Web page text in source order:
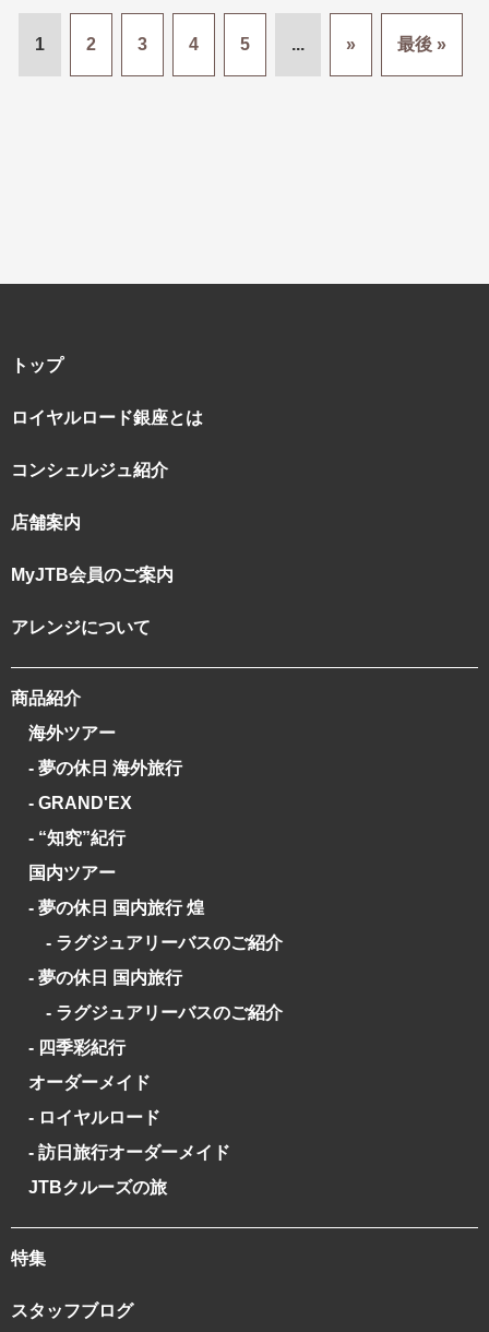
1 2 3 4 5 ... » 最後 »
トップ
ロイヤルロード銀座とは
コンシェルジュ紹介
店舗案内
MyJTB会員のご案内
アレンジについて
商品紹介
海外ツアー
- 夢の休日 海外旅行
- GRAND'EX
- “知究”紀行
国内ツアー
- 夢の休日 国内旅行 煌
- ラグジュアリーバスのご紹介
- 夢の休日 国内旅行
- ラグジュアリーバスのご紹介
- 四季彩紀行
オーダーメイド
- ロイヤルロード
- 訪日旅行オーダーメイド
JTBクルーズの旅
特集
スタッフブログ